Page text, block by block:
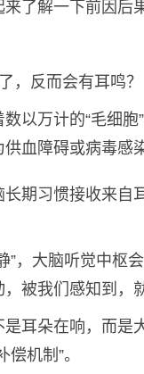
了解一下前因后
，反而会有耳鸣？
以万计的“毛细
血障碍或病毒感
长期习惯接收来自
”，大脑听觉中枢
被我们感知到，
耳朵在响，而是
机制”。